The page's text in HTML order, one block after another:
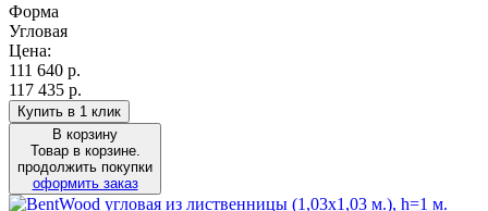
Форма
Угловая
Цена:
111 640 р.
117 435 р.
Купить в 1 клик
В корзину
Товар в корзине.
продолжить покупки
оформить заказ